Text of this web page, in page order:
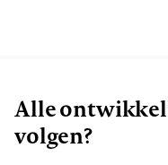
Alle
volgen?